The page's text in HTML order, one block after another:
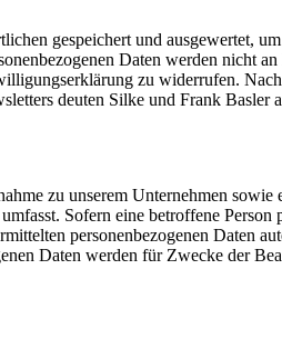
gespeichert und ausgewertet,
Daten werden nicht
zu widerrufen.
deuten Silke und Frank Basler
zu unserem Unternehmen sowie
Sofern eine betroffene Person
personenbezogenen Daten
Daten werden für Zwecke der